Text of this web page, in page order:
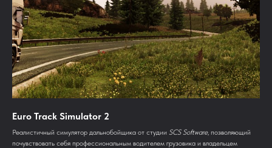
Euro Track Simulator 2
Реалистичный симулятор дальнобойщика от студии SCS Software, позволяющий
почувствовать себя профессиональным водителем грузовика и владельцем